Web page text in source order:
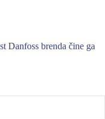
Danfoss brenda čine ga